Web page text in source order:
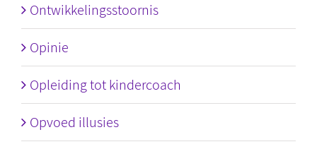
Ontwikkelingsstoornis
Opinie
Opleiding tot kindercoach
Opvoed illusies